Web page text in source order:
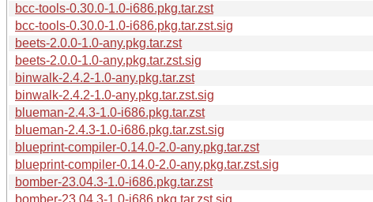
bcc-tools-0.30.0-1.0-i686.pkg.tar.zst
bcc-tools-0.30.0-1.0-i686.pkg.tar.zst.sig
beets-2.0.0-1.0-any.pkg.tar.zst
beets-2.0.0-1.0-any.pkg.tar.zst.sig
binwalk-2.4.2-1.0-any.pkg.tar.zst
binwalk-2.4.2-1.0-any.pkg.tar.zst.sig
blueman-2.4.3-1.0-i686.pkg.tar.zst
blueman-2.4.3-1.0-i686.pkg.tar.zst.sig
blueprint-compiler-0.14.0-2.0-any.pkg.tar.zst
blueprint-compiler-0.14.0-2.0-any.pkg.tar.zst.sig
bomber-23.04.3-1.0-i686.pkg.tar.zst
bomber-23.04.3-1.0-i686.pkg.tar.zst.sig